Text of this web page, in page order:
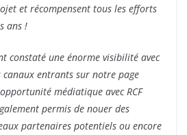
et récompensent tous les efforts
ans !
constaté une énorme visibilité avec
entrants sur notre page
médiatique avec RCF
permis de nouer des
partenaires potentiels ou encore